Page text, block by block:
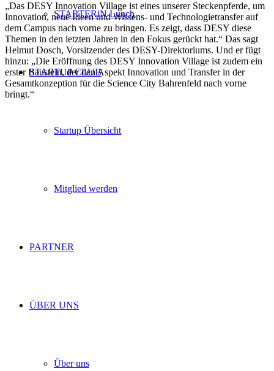
STARTERiN Lunch
STARTUP CLUB
Startup Übersicht
Mitglied werden
PARTNER
ÜBER UNS
Über uns
„Das DESY Innovation Village ist eines unserer Steckenpferde, um
Innovation, neue Ideen und Wissens- und Technologietransfer auf
dem Campus nach vorne zu bringen. Es zeigt, dass DESY diese
Themen in den letzten Jahren in den Fokus gerückt hat.“ Das sagt
Helmut Dosch, Vorsitzender des DESY-Direktoriums. Und er fügt
hinzu: „Die Eröffnung des DESY Innovation Village ist zudem ein
erster Baustein, der den Aspekt Innovation und Transfer in der
Gesamtkonzeption für die Science City Bahrenfeld nach vorne
bringt.“